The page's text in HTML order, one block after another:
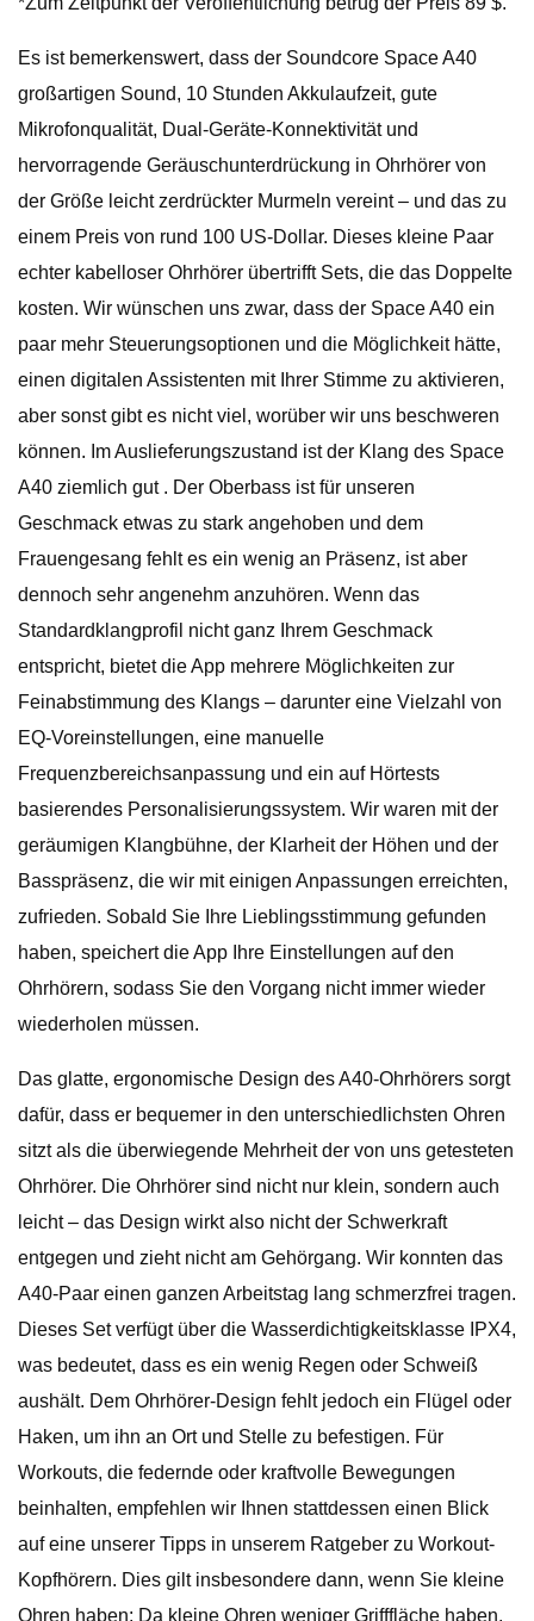
Es ist bemerkenswert, dass der Soundcore Space A40
großartigen Sound, 10 Stunden Akkulaufzeit, gute
Mikrofonqualität, Dual-Geräte-Konnektivität und
hervorragende Geräuschunterdrückung in Ohrhörer von
der Größe leicht zerdrückter Murmeln vereint – und das zu
einem Preis von rund 100 US-Dollar. Dieses kleine Paar
echter kabelloser Ohrhörer übertrifft Sets, die das Doppelte
kosten. Wir wünschen uns zwar, dass der Space A40 ein
paar mehr Steuerungsoptionen und die Möglichkeit hätte,
einen digitalen Assistenten mit Ihrer Stimme zu aktivieren,
aber sonst gibt es nicht viel, worüber wir uns beschweren
können. Im Auslieferungszustand ist der Klang des Space
A40 ziemlich gut . Der Oberbass ist für unseren
Geschmack etwas zu stark angehoben und dem
Frauengesang fehlt es ein wenig an Präsenz, ist aber
dennoch sehr angenehm anzuhören. Wenn das
Standardklangprofil nicht ganz Ihrem Geschmack
entspricht, bietet die App mehrere Möglichkeiten zur
Feinabstimmung des Klangs – darunter eine Vielzahl von
EQ-Voreinstellungen, eine manuelle
Frequenzbereichsanpassung und ein auf Hörtests
basierendes Personalisierungssystem. Wir waren mit der
geräumigen Klangbühne, der Klarheit der Höhen und der
Basspräsenz, die wir mit einigen Anpassungen erreichten,
zufrieden. Sobald Sie Ihre Lieblingsstimmung gefunden
haben, speichert die App Ihre Einstellungen auf den
Ohrhörern, sodass Sie den Vorgang nicht immer wieder
wiederholen müssen.
Das glatte, ergonomische Design des A40-Ohrhörers sorgt
dafür, dass er bequemer in den unterschiedlichsten Ohren
sitzt als die überwiegende Mehrheit der von uns getesteten
Ohrhörer. Die Ohrhörer sind nicht nur klein, sondern auch
leicht – das Design wirkt also nicht der Schwerkraft
entgegen und zieht nicht am Gehörgang. Wir konnten das
A40-Paar einen ganzen Arbeitstag lang schmerzfrei tragen.
Dieses Set verfügt über die Wasserdichtigkeitsklasse IPX4,
was bedeutet, dass es ein wenig Regen oder Schweiß
aushält. Dem Ohrhörer-Design fehlt jedoch ein Flügel oder
Haken, um ihn an Ort und Stelle zu befestigen. Für
Workouts, die federnde oder kraftvolle Bewegungen
beinhalten, empfehlen wir Ihnen stattdessen einen Blick
auf eine unserer Tipps in unserem Ratgeber zu Workout-
Kopfhörern. Dies gilt insbesondere dann, wenn Sie kleine
Ohren haben: Da kleine Ohren weniger Grifffläche haben,